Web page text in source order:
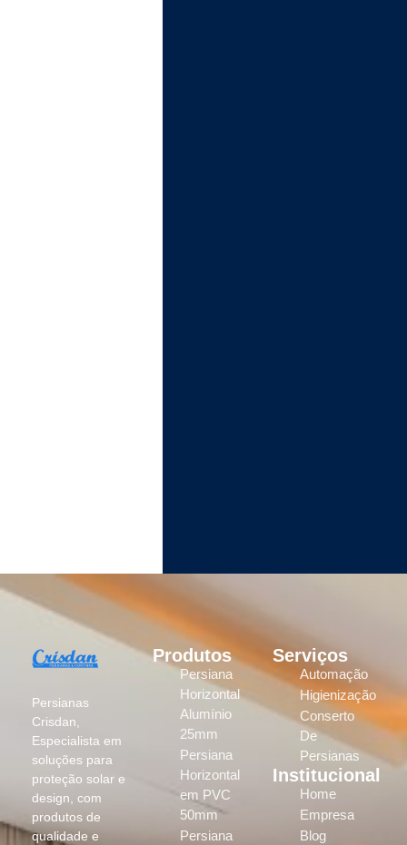
Persianas
Crisdan,
Especialista em
soluções para
proteção solar e
design, com
produtos de
qualidade e
Produtos
Persiana
Horizontal
Alumínio
25mm
Persiana
Horizontal
em PVC
50mm
Persiana
Serviços
Automação
Higienização
Conserto
De
Persianas
Institucional
Home
Empresa
Blog